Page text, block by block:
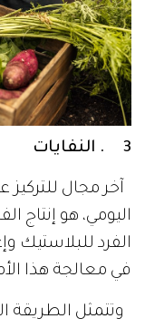
3 . النفايات
آخر مجال للتركيز
اليومي، هو إنتاج
الفرد للبلاستيك
في معالجة هذا
وتتمثل الطريقة